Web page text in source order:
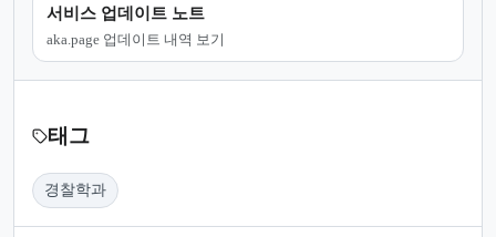
서비스 업데이트 노트
aka.page 업데이트 내역 보기
태그
경찰학과